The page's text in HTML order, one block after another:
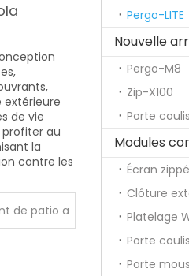
de vie
au
la
contre les
de patio a
Pergo-LITE
Nouvelle
Pergo-M8
Zip-X100
Écran
Clôture
Platelage
Porte